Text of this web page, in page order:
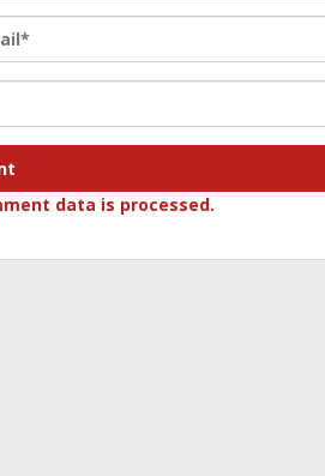
data is processed.